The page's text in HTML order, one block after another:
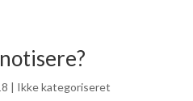
| Ikke kategoriseret